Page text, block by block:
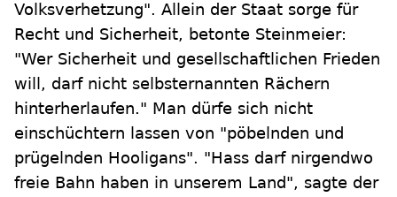
Volksverhetzung". Allein der Staat sorge für
Recht und Sicherheit, betonte Steinmeier:
"Wer Sicherheit und gesellschaftlichen Frieden
will, darf nicht selbsternannten Rächern
hinterherlaufen." Man dürfe sich nicht
einschüchtern lassen von "pöbelnden und
prügelnden Hooligans". "Hass darf nirgendwo
freie Bahn haben in unserem Land", sagte der